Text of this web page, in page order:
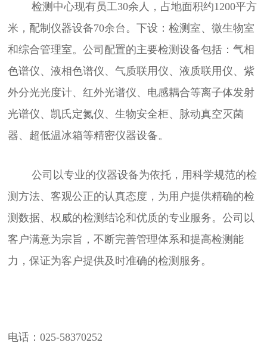
检测中心现有员工30余人，占地面积约1200平方
米，配制仪器设备70余台。下设：检测室、微生物室
和综合管理室。公司配置的主要检测设备包括：气相
色谱仪、液相色谱仪、气质联用仪、液质联用仪、紫
外分光光度计、红外光谱仪、电感耦合等离子体发射
光谱仪、凯氏定氮仪、生物安全柜、脉动真空灭菌
器、超低温冰箱等精密仪器设备。
公司以专业的仪器设备为依托，用科学规范的检
测方法、客观公正的认真态度，为用户提供精确的检
测数据、权威的检测结论和优质的专业服务。公司以
客户满意为宗旨，不断完善管理体系和提高检测能
力，保证为客户提供及时准确的检测服务。
电话：025-58370252